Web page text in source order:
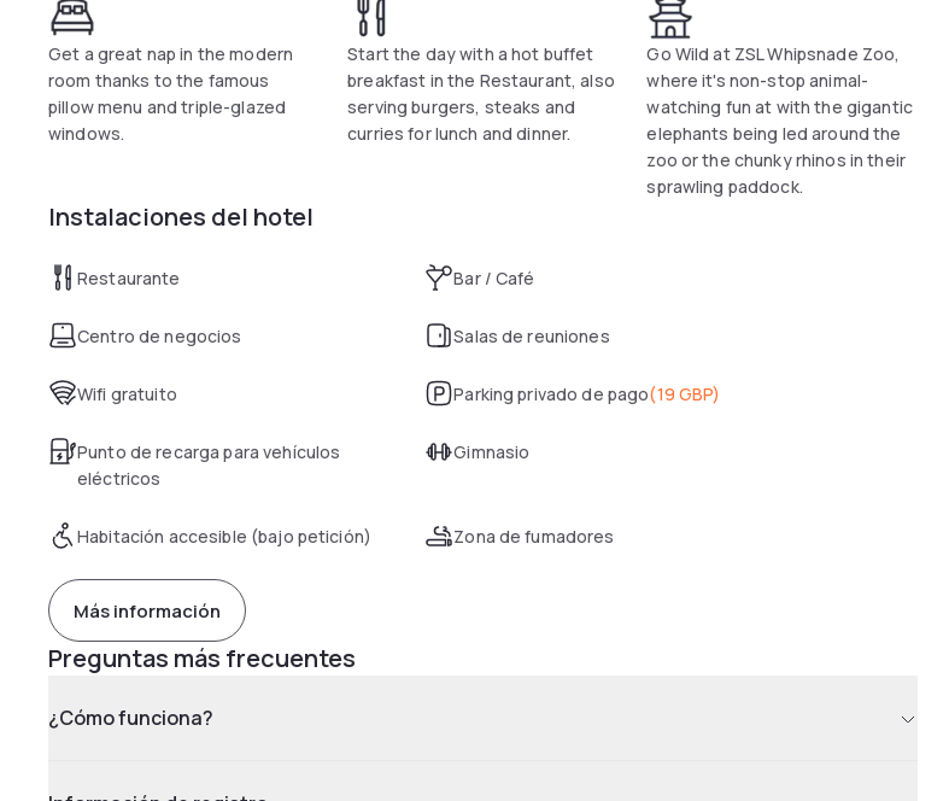
Get a great nap in the modern
room thanks to the famous
pillow menu and triple-glazed
windows.
Start the day with a hot buffet
breakfast in the Restaurant, also
serving burgers, steaks and
curries for lunch and dinner.
Go Wild at ZSL Whipsnade Zoo,
where it's non-stop animal-
watching fun at with the gigantic
elephants being led around the
zoo or the chunky rhinos in their
sprawling paddock.
Instalaciones del hotel
Restaurante Bar / Café
Centro de negocios Salas de reuniones
Wifi gratuito Parking privado de pago(19 GBP)
Punto de recarga para vehículos
eléctricos
Gimnasio
Habitación accesible (bajo petición) Zona de fumadores
Más información
Preguntas más frecuentes
¿Cómo funciona?